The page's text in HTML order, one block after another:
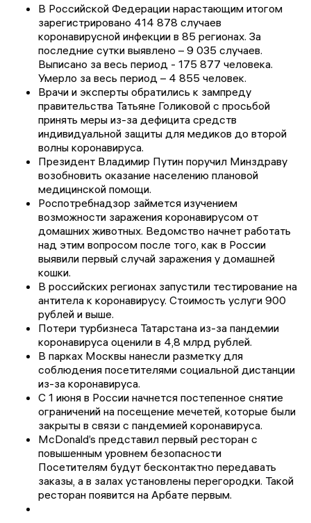
В Российской Федерации нарастающим итогом
зарегистрировано 414 878 случаев
коронавирусной инфекции в 85 регионах. За
последние сутки выявлено – 9 035 случаев.
Выписано за весь период - 175 877 человека.
Умерло за весь период – 4 855 человек.
Врачи и эксперты обратились к зампреду
правительства Татьяне Голиковой с просьбой
принять меры из-за дефицита средств
индивидуальной защиты для медиков до второй
волны коронавируса.
Президент Владимир Путин поручил Минздраву
возобновить оказание населению плановой
медицинской помощи.
Роспотребнадзор займется изучением
возможности заражения коронавирусом от
домашних животных. Ведомство начнет работать
над этим вопросом после того, как в России
выявили первый случай заражения у домашней
кошки.
В российских регионах запустили тестирование на
антитела к коронавирусу. Стоимость услуги 900
рублей и выше.
Потери турбизнеса Татарстана из-за пандемии
коронавируса оценили в 4,8 млрд рублей.
В парках Москвы нанесли разметку для
соблюдения посетителями социальной дистанции
из-за коронавируса.
С 1 июня в России начнется постепенное снятие
ограничений на посещение мечетей, которые были
закрыты в связи с пандемией коронавируса.
McDonald’s представил первый ресторан с
повышенным уровнем безопасности
Посетителям будут бесконтактно передавать
заказы, а в залах установлены перегородки. Такой
ресторан появится на Арбате первым.